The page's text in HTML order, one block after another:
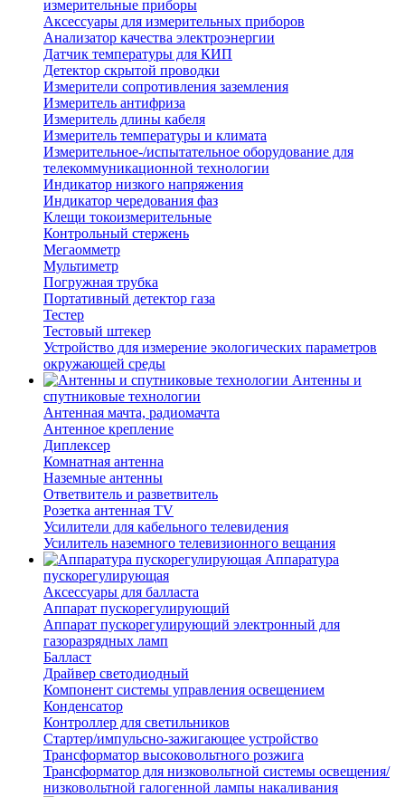
измерительные приборы
Аксессуары для измерительных приборов
Анализатор качества электроэнергии
Датчик температуры для КИП
Детектор скрытой проводки
Измерители сопротивления заземления
Измеритель антифриза
Измеритель длины кабеля
Измеритель температуры и климата
Измерительное-/испытательное оборудование для
телекоммуникационной технологии
Индикатор низкого напряжения
Индикатор чередования фаз
Клещи токоизмерительные
Контрольный стержень
Мегаомметр
Мультиметр
Погружная трубка
Портативный детектор газа
Тестер
Тестовый штекер
Устройство для измерение экологических параметров
окружающей среды
Антенны и
спутниковые технологии
Антенная мачта, радиомачта
Антенное крепление
Диплексер
Комнатная антенна
Наземные антенны
Ответвитель и разветвитель
Розетка антенная TV
Усилители для кабельного телевидения
Усилитель наземного телевизионного вещания
Аппаратура
пускорегулирующая
Аксессуары для балласта
Аппарат пускорегулирующий
Аппарат пускорегулирующий электронный для
газоразрядных ламп
Балласт
Драйвер светодиодный
Компонент системы управления освещением
Конденсатор
Контроллер для светильников
Стартер/импульсно-зажигающее устройство
Трансформатор высоковольтного розжига
Трансформатор для низковольтной системы освещения/
низковольтной галогенной лампы накаливания